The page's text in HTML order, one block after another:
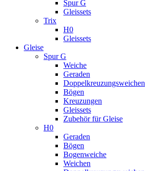
Spur G
Gleissets
Trix
H0
Gleissets
Gleise
Spur G
Weiche
Geraden
Doppelkreuzungsweichen
Bögen
Kreuzungen
Gleissets
Zubehör für Gleise
H0
Geraden
Bögen
Bogenweiche
Weichen